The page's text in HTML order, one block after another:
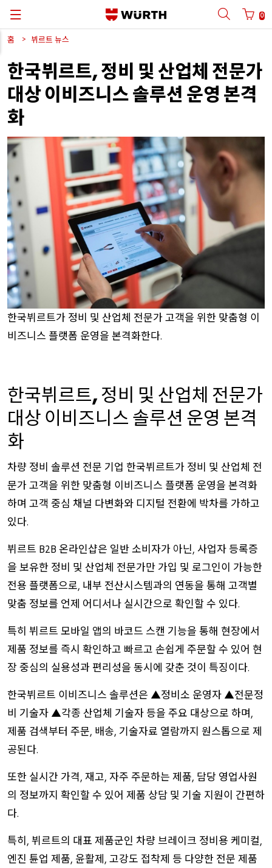
0
뒤로
사용자이름사용 파트너 번호로 로그인
사용자
비밀번호
비밀번호를 잊어버렸나요?
로그인 정보 저장하기
로그인
온라인 고객으로 가입하시겠습니까
로등록하십시오
기업고객 전용판매
뒤로
카탈로그
뒤로
Automotive
Cargo
Metal
Wood
Industry
뒤로
ORSY®시스템
뒤로
품질및 프로세스관리
품질보증
공급사관리
뷔르트 연구소
3D프린팅
기술
뒤로
뷔르트그룹
한국 뷔르트
뒤로
한국어
홈 뷔르트 뉴스
한국뷔르트, 정비 및산업체전문가
대상이비즈니스솔루션 운영본격
화
한국뷔르트가 정비 및 산업체 전문가고객을 위한 맞춤형 이
비즈니스 플랫폼 운영을 본격화한다.
한국뷔르트, 정비 및 산업체 전문가
대상이비즈니스솔루션 운영 본격
화
차량 정비 솔루션 전문 기업 한국뷔르트가 정비 및 산업체 전
문가고객을 위한 맞춤형 이비즈니스 플랫폼 운영을 본격화
하며 고객 중심 채널 다변화와 디지털 전환에 박차를 가하고
있다.
뷔르트 B2B 온라인샵은 일반소비자가 아닌, 사업자 등록증
을 보유한 정비 및 산업체 전문가만 가입 및 로그인이 가능한
전용 플랫폼으로, 내부 전산시스템과의 연동을 통해 고객별
맞춤 정보를 언제 어디서나 실시간으로 확인할 수 있다.
특히 뷔르트 모바일 앱의 바코드 스캔 기능을 통해 현장에서
제품 정보를 즉시 확인하고 빠르고 손쉽게 주문할 수 있어 현
장중심의 실용성과 편리성을 동시에 갖춘 것이 특징이다.
한국뷔르트 이비즈니스 솔루션은 ▲정비소 운영자 ▲전문정
비 기술자 ▲각종 산업체 기술자 등을 주요 대상으로 하며,
제품 검색부터 주문, 배송, 기술자료 열람까지 원스톱으로 제
공된다.
또한 실시간 가격, 재고, 자주 주문하는 제품, 담당 영업사원
의 정보까지 확인할 수 있어 제품 상담 및 기술 지원이 간편하
다.
특히, 뷔르트의 대표 제품군인 차량 브레이크 정비용 케미컬,
엔진 튠업 제품, 윤활제, 고강도 접착제 등 다양한 전문 제품